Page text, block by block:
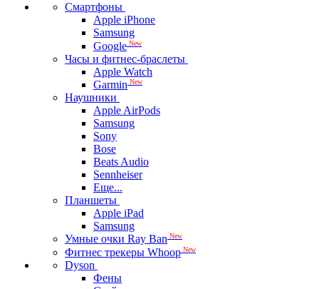
Смартфоны
Apple iPhone
Samsung
Google New
Часы и фитнес-браслеты
Apple Watch
Garmin New
Наушники
Apple AirPods
Samsung
Sony
Bose
Beats Audio
Sennheiser
Еще...
Планшеты
Apple iPad
Samsung
Умные очки Ray Ban New
Фитнес трекеры Whoop New
Dyson
Фены